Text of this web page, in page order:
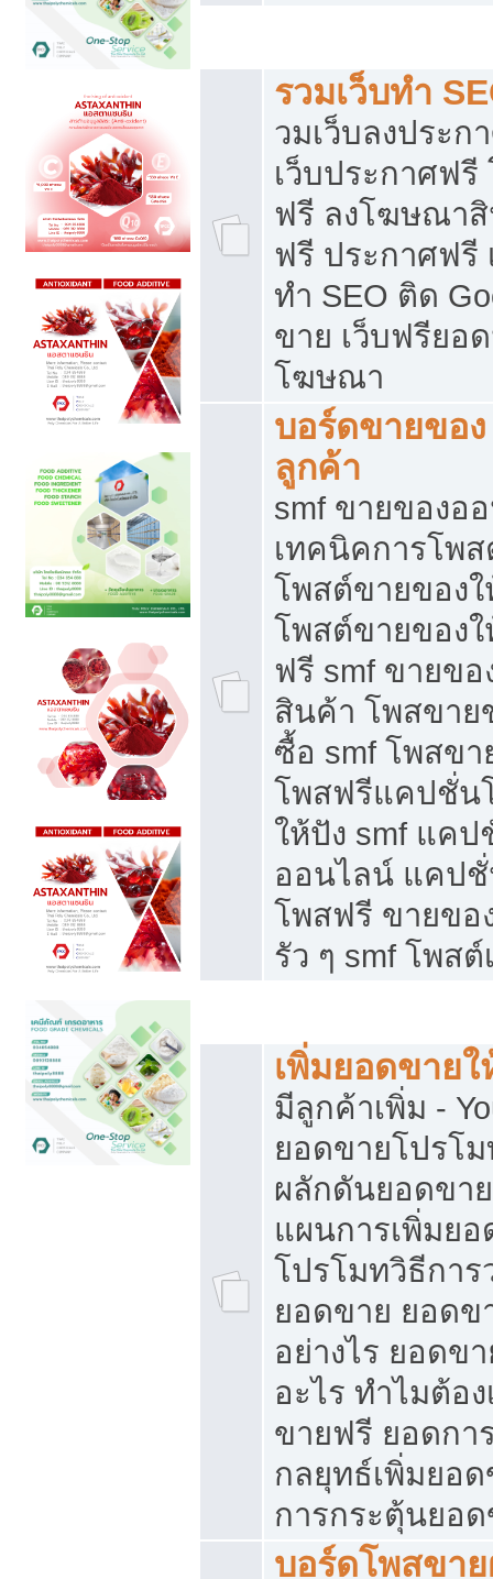
รวมเว็บทำ
วมเว็บลงประก
เว็บประกาศฟ
ฟรี ลงโฆษณา
ฟรี ประกาศฟรี
ทำ SEO ติด
ขาย เว็บฟรียอ
โฆษณา
บอร์ดขายของ
ลูกค้า
smf ขายของอ
เทคนิคการโพ
โพสต์ขายของ
โพสต์ขายของ
ฟรี smf ขายข
สินค้า โพสขาย
ซื้อ smf โพสข
โพสฟรีแคปชั่น
ให้ปัง smf แค
ออนไลน์ แคป
โพสฟรี ขายขอ
รัว ๆ smf โพส
เพิ่มยอดขายใ
มีลูกค้าเพิ่ม -
ยอดขายโปรโ
ผลักดันยอดขา
แผนการเพิ่มย
โปรโมทวิธีการ
ยอดขาย ยอดข
อย่างไร ยอดข
อะไร ทำไมต้อ
ขายฟรี ยอดกา
กลยุทธ์เพิ่มยอ
การกระตุ้นยอ
บอร์ดโพสขา